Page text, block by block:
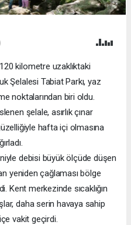
kilometre uzaklıktaki
Şelalesi Tabiat Parkı, yaz
noktalarından biri oldu.
şelale, asırlık çınar
hafta içi olmasına
debisi büyük ölçüde düşen
yeniden çağlaması bölge
Kent merkezinde sıcaklığın
daha serin havaya sahip
vakit geçirdi.